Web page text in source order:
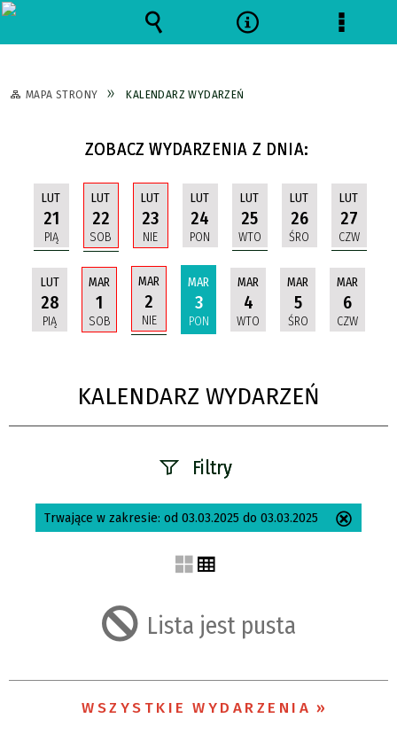
MAPA STRONY KALENDARZ WYDARZEŃ
ZOBACZ WYDARZENIA Z DNIA:
LUT
21
PIĄ
LUT
22
SOB
LUT
23
NIE
LUT
24
PON
LUT
25
WTO
LUT
26
ŚRO
LUT
27
CZW
LUT
28
PIĄ
MAR
1
SOB
MAR
2
NIE
MAR
3
PON
MAR
4
WTO
MAR
5
ŚRO
MAR
6
CZW
KALENDARZ WYDARZEŃ
Filtry
Szukana fraza
zakresie
—
Trwające w zakresie: od 03.03.2025 do 03.03.2025
Lista jest pusta
WSZYSTKIE WYDARZENIA
WyszukiwarkaNarzędzia Menu